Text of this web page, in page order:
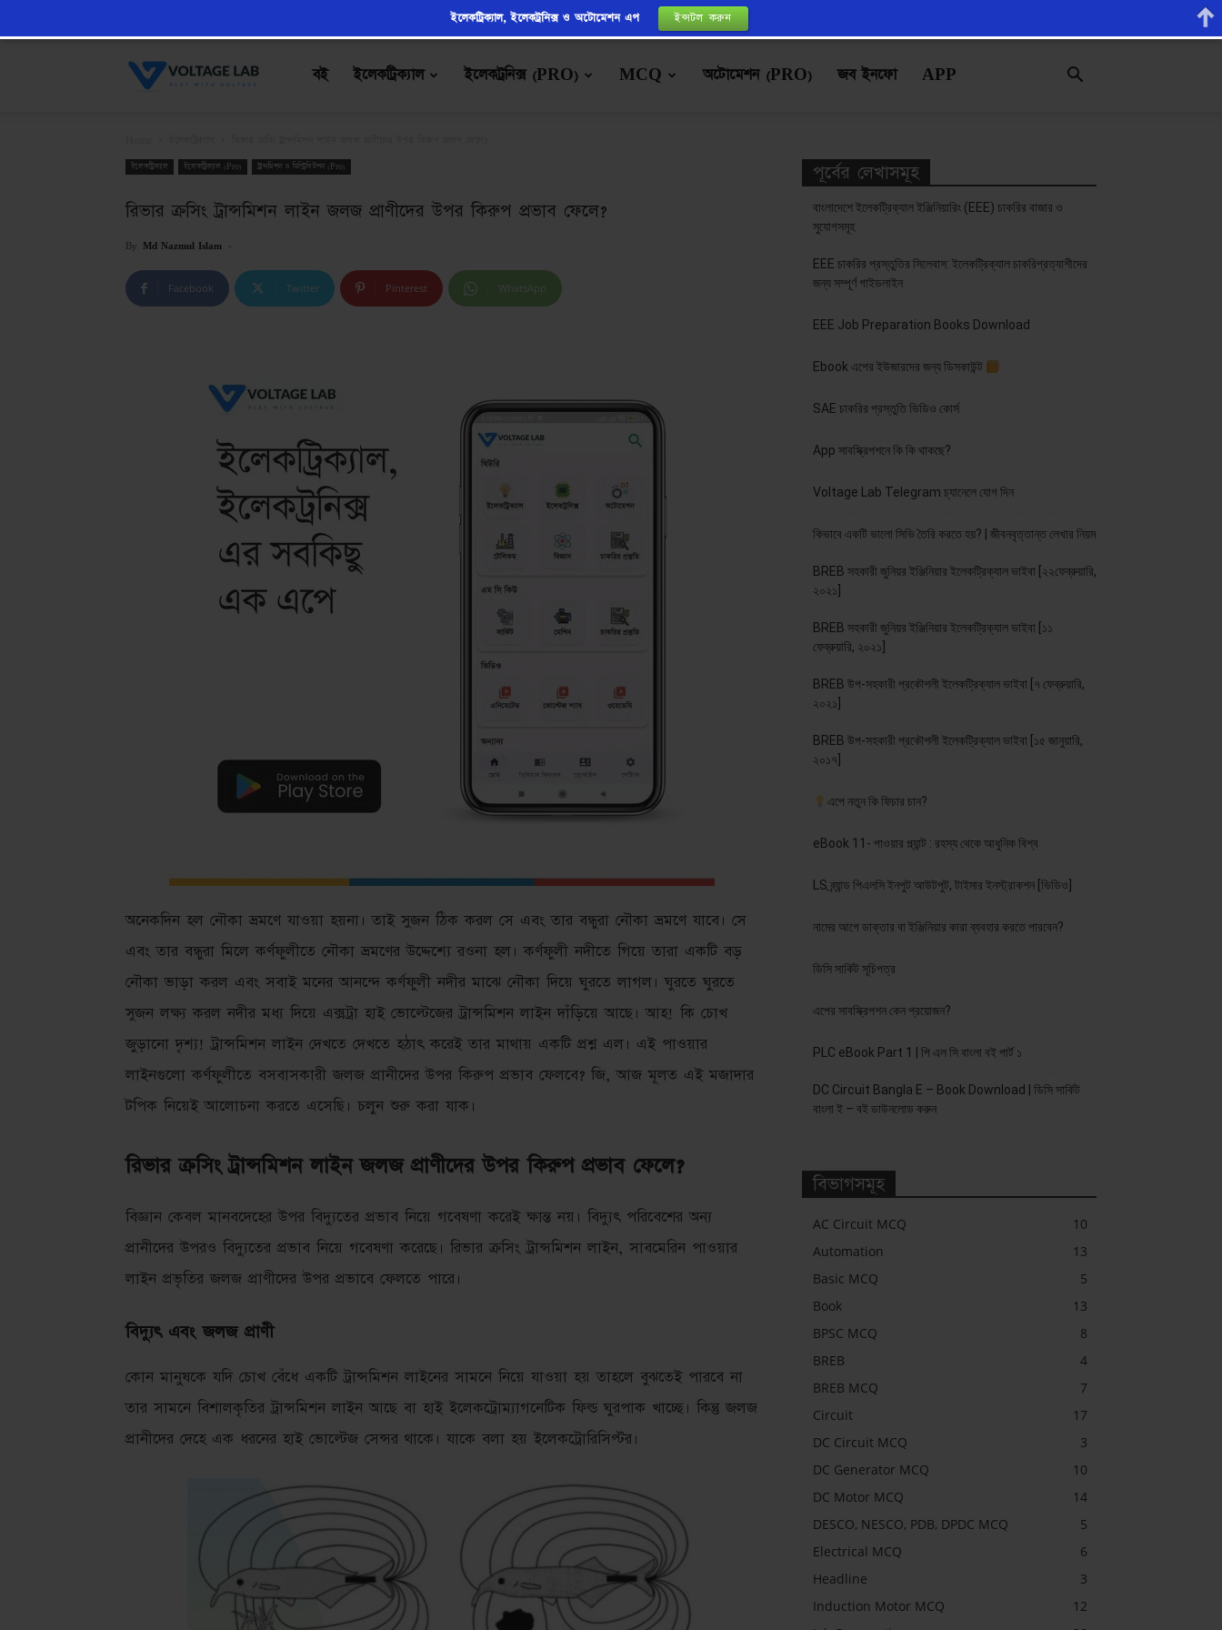
VoltageLab
বই ইলেকট্রিক্যাল ইলেকট্রনিক্স (PRO) MCQ অটোমেশন (PRO) জব ইনফো APP
ইলেকট্রিক্যাল ইলেকট্রিক্যাল (Pro) ট্রান্সমিশন ও ডিস্ট্রিবিউশন (Pro)
রিভার ক্রসিং ট্রান্সমিশন লাইন জলজ প্রাণীদের উপর কিরুপ প্রভাব ফেলে?
By Md Nazmul Islam -
Facebook Twitter Pinterest WhatsApp
অনেকদিন হল নৌকা ভ্রমণে যাওয়া হয়না। তাই সুজন ঠিক করল সে এবং তার বন্ধুরা নৌকা ভ্রমণে যাবে। সে
এবং তার বন্ধুরা মিলে কর্ণফুলীতে নৌকা ভ্রমণের উদ্দেশ্যে রওনা হল। কর্ণফুলী নদীতে গিয়ে তারা একটি বড়
নৌকা ভাড়া করল এবং সবাই মনের আনন্দে কর্ণফুলী নদীর মাঝে নৌকা দিয়ে ঘুরতে লাগল। ঘুরতে ঘুরতে
সুজন লক্ষ্য করল নদীর মধ্য দিয়ে এক্সট্রা হাই ভোল্টেজের ট্রান্সমিশন লাইন দাঁড়িয়ে আছে। আহ! কি চোখ
জুড়ানো দৃশ্য! ট্রান্সমিশন লাইন দেখতে দেখতে হঠাৎ করেই তার মাথায় একটি প্রশ্ন এল। এই পাওয়ার
লাইনগুলো কর্ণফুলীতে বসবাসকারী জলজ প্রানীদের উপর কিরুপ প্রভাব ফেলবে? জি, আজ মূলত এই মজাদার
টপিক নিয়েই আলোচনা করতে এসেছি। চলুন শুরু করা যাক।
রিভার ক্রসিং ট্রান্সমিশন লাইন জলজ প্রাণীদের উপর কিরুপ প্রভাব ফেলে?
বিজ্ঞান কেবল মানবদেহের উপর বিদ্যুতের প্রভাব নিয়ে গবেষণা করেই ক্ষান্ত নয়। বিদ্যুৎ পরিবেশের অন্য
প্রানীদের উপরও বিদ্যুতের প্রভাব নিয়ে গবেষণা করেছে। রিভার ক্রসিং ট্রান্সমিশন লাইন, সাবমেরিন পাওয়ার
লাইন প্রভৃতির জলজ প্রাণীদের উপর প্রভাবে ফেলতে পারে।
বিদ্যুৎ এবং জলজ প্রাণী
কোন মানুষকে যদি চোখ বেঁধে একটি ট্রান্সমিশন লাইনের সামনে নিয়ে যাওয়া হয় তাহলে বুঝতেই পারবে না
তার সামনে বিশালকৃতির ট্রান্সমিশন লাইন আছে বা হাই ইলেকট্রোম্যাগনেটিক ফিল্ড ঘুরপাক খাচ্ছে। কিন্তু জলজ
প্রানীদের দেহে এক ধরনের হাই ভোল্টেজ সেন্সর থাকে। যাকে বলা হয় ইলেকট্রোরিসিপ্টর।
পূর্বের লেখাসমূহ
বাংলাদেশে ইলেকট্রিক্যাল ইঞ্জিনিয়ারিং (EEE) চাকরির বাজার ও
সুযোগসমূহ
EEE চাকরির প্রস্তুতির সিলেবাস: ইলেকট্রিক্যাল চাকরিপ্রত্যাশীদের
জন্য সম্পূর্ণ গাইডলাইন
EEE Job Preparation Books Download
Ebook এপের ইউজারদের জন্য ডিসকাউন্ট
SAE চাকরির প্রস্তুতি ভিডিও কোর্স
App সাবস্ক্রিপশনে কি কি থাকছে?
Voltage Lab Telegram চ্যানেলে যোগ দিন
কিভাবে একটি ভালো সিভি তৈরি করতে হয়? | জীবনবৃত্তান্ত লেখার নিয়ম
BREB সহকারী জুনিয়র ইঞ্জিনিয়ার ইলেকট্রিক্যাল ভাইবা [২২ফেব্রুয়ারি,
২০২১]
BREB সহকারী জুনিয়র ইঞ্জিনিয়ার ইলেকট্রিক্যাল ভাইবা [১১
ফেব্রুয়ারি, ২০২১]
BREB উপ-সহকারী প্রকৌশলী ইলেকট্রিক্যাল ভাইবা [৭ ফেব্রুয়ারি,
২০২১]
BREB উপ-সহকারী প্রকৌশলী ইলেকট্রিক্যাল ভাইবা [১৫ জানুয়ারি,
২০১৭]
এপে নতুন কি ফিচার চান?
eBook 11- পাওয়ার প্ল্যান্ট : রহস্য থেকে আধুনিক বিশ্ব
LS ব্র্যান্ড পিএলসি ইনপুট আউটপুট, টাইমার ইনস্ট্রাকশন [ভিডিও]
নামের আগে ডাক্তার বা ইঞ্জিনিয়ার কারা ব্যবহার করতে পারবেন?
ডিসি সার্কিট সূচিপত্র
এপের সাবস্ক্রিপশন কেন প্রয়োজন?
PLC eBook Part 1 | পি এল সি বাংলা বই পার্ট ১
DC Circuit Bangla E – Book Download | ডিসি সার্কিট
বাংলা ই – বই ডাউনলোড করুন
বিভাগসমূহ
AC Circuit MCQ
10
Automation
13
Basic MCQ
5
Book
13
BPSC MCQ
8
BREB
4
BREB MCQ
7
Circuit
17
DC Circuit MCQ
3
DC Generator MCQ
10
DC Motor MCQ
14
DESCO, NESCO, PDB, DPDC MCQ
5
Electrical MCQ
6
Headline
3
Induction Motor MCQ
12
ইলেকট্রিক্যাল, ইলেকট্রনিক্স ও অটোমেশন এপ ইন্সটল করুন